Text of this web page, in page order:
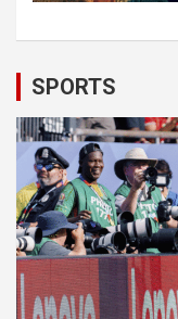
SPORTS